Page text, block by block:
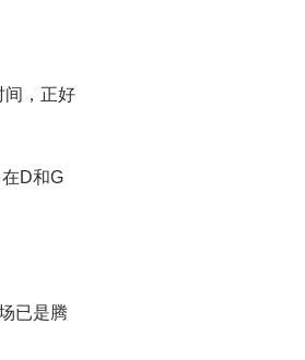
间，正好
D和G
已是腾